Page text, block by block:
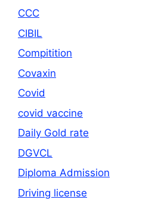
CCC
CIBIL
Compitition
Covaxin
Covid
covid vaccine
Daily Gold rate
DGVCL
Diploma Admission
Driving license